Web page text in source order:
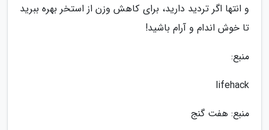
و انتها اگر تردید دارید، برای کاهش وزن از استخر بهره ببرید
تا خوش اندام و آرام باشید!
منبع:
lifehack
منبع: هفت گنج